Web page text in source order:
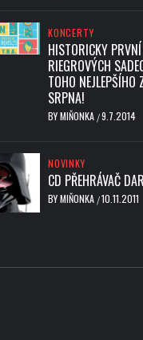
KONCERTY
HISTORICKY
RIEGROVÝCH
TOHO
SRPNA!
BYMIŇONKA /9.7.2014
NOVINKY
CD PŘEHRÁVAČ
BYMIŇONKA /10.11.2011